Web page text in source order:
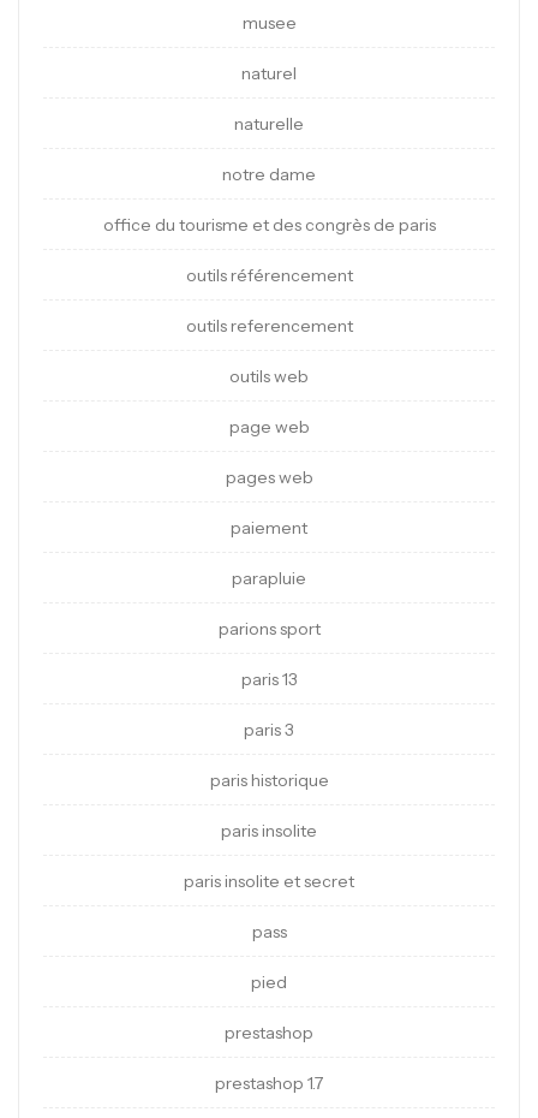
musee
naturel
naturelle
notre dame
office du tourisme et des congrès de paris
outils référencement
outils referencement
outils web
page web
pages web
paiement
parapluie
parions sport
paris 13
paris 3
paris historique
paris insolite
paris insolite et secret
pass
pied
prestashop
prestashop 1.7